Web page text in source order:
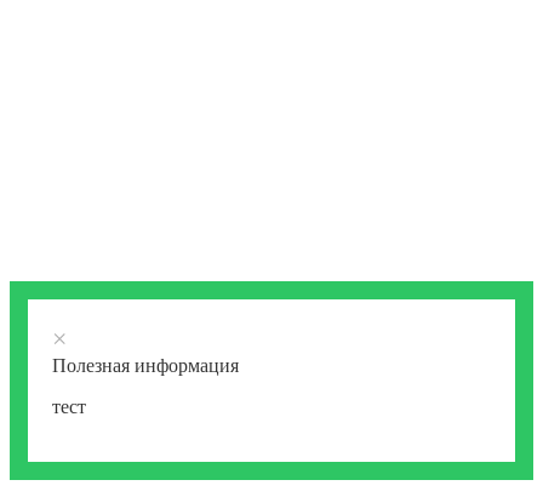
×
Полезная информация
тест